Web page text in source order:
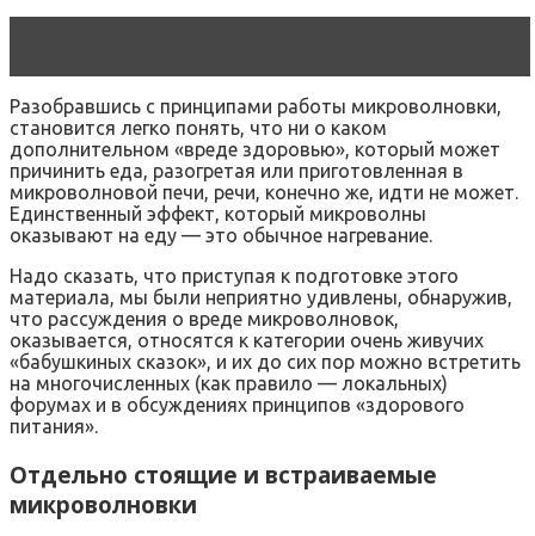
Разобравшись с принципами работы микроволновки,
становится легко понять, что ни о каком
дополнительном «вреде здоровью», который может
причинить еда, разогретая или приготовленная в
микроволновой печи, речи, конечно же, идти не может.
Единственный эффект, который микроволны
оказывают на еду — это обычное нагревание.
Надо сказать, что приступая к подготовке этого
материала, мы были неприятно удивлены, обнаружив,
что рассуждения о вреде микроволновок,
оказывается, относятся к категории очень живучих
«бабушкиных сказок», и их до сих пор можно встретить
на многочисленных (как правило — локальных)
форумах и в обсуждениях принципов «здорового
питания».
Отдельно стоящие и встраиваемые
микроволновки